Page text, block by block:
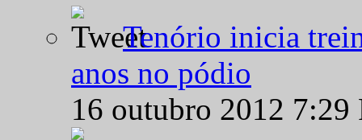
Tenório inicia
anos no pódio
16 outubro 2012